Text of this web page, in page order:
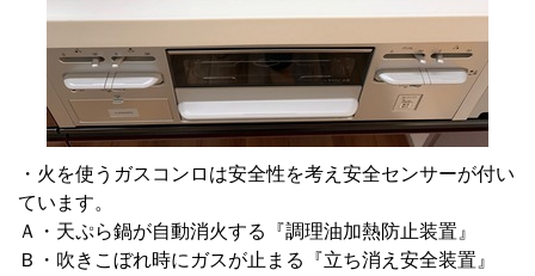
・火を使うガスコンロは安全性を考え安全センサーが付い
ています。
Ａ・天ぷら鍋が自動消火する『調理油加熱防止装置』
Ｂ・吹きこぼれ時にガスが止まる『立ち消え安全装置』